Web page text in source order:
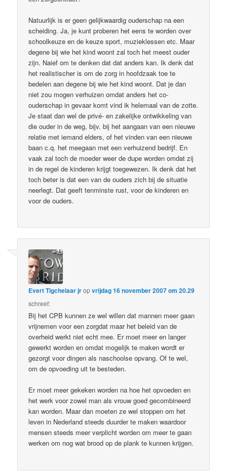
Natuurlijk is er geen gelijkwaardig ouderschap na een
scheiding. Ja, je kunt proberen het eens te worden over
schoolkeuze en de keuze sport, muzieklessen etc. Maar
degene bij wie het kind woont zal toch het meest ouder
zijn. Naief om te denken dat dat anders kan. Ik denk dat
het realistischer is om de zorg in hoofdzaak toe te
bedelen aan degene bij wie het kind woont. Dat je dan
niet zou mogen verhuizen omdat anders het co-
ouderschap in gevaar komt vind ik helemaal van de zotte.
Je staat dan wel de privé- en zakelijke ontwikkeling van
die ouder in de weg, bijv. bij het aangaan van een nieuwe
relatie met iemand elders, of het vinden van een nieuwe
baan c.q. het meegaan met een verhuizend bedrijf. En
vaak zal toch de moeder weer de dupe worden omdat zij
in de regel de kinderen krijgt toegewezen. Ik denk dat het
toch beter is dat een van de ouders zich bij de situatie
neerlegt. Dat geeft tenminste rust, voor de kinderen en
voor de ouders.
Evert Tigchelaar jropvrijdag 16 november 2007 om 20.29
schreef:
Bij het CPB kunnen ze wel willen dat mannen meer gaan
vrijnemen voor een zorgdat maar het beleid van de
overheid werkt niet echt mee. Er moet meer en langer
gewerkt worden en omdat mogelijk te maken wordt er
gezorgt voor dingen als naschoolse opvang. Of te wel,
om de opvoeding uit te besteden.
Er moet meer gekeken worden na hoe het opvoeden en
het werk voor zowel man als vrouw goed gecombineerd
kan worden. Maar dan moeten ze wel stoppen om het
leven in Nederland steeds duurder te maken waardoor
mensen steeds meer verplicht worden om meer te gaan
werken om nog wat brood op de plank te kunnen krijgen.